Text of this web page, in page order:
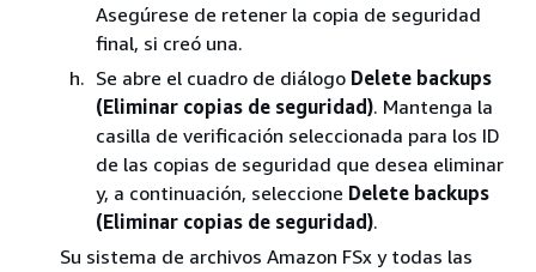
Asegúrese de retener la copia de seguridad
final, si creó una.
Se abre el cuadro de diálogo Delete backups
(Eliminar copias de seguridad). Mantenga la
casilla de verificación seleccionada para los ID
de las copias de seguridad que desea eliminar
y, a continuación, seleccione Delete backups
(Eliminar copias de seguridad).
Su sistema de archivos Amazon FSx y todas las